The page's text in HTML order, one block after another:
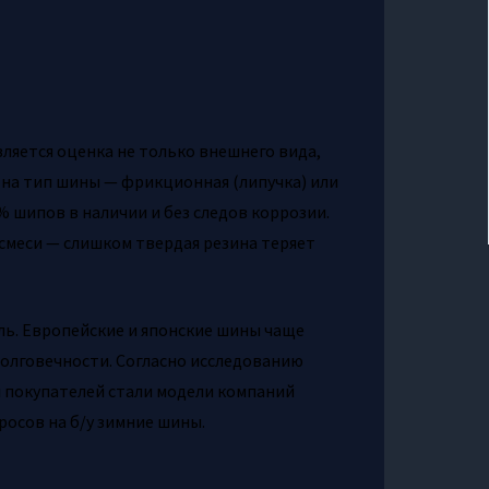
оценка не только внешнего вида,
тип шины — фрикционная (липучка) или
в наличии и без следов коррозии.
— слишком твердая резина теряет
Европейские и японские шины чаще
Согласно исследованию
стали модели компаний
на б/у зимние шины.